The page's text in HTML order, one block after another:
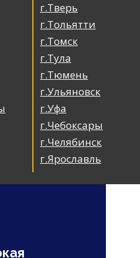
г.Тверь
г.Тольятти
г.Томск
г.Тула
г.Тюмень
г.Ульяновск
г.Уфа
г.Чебоксары
г.Челябинск
г.Ярославль